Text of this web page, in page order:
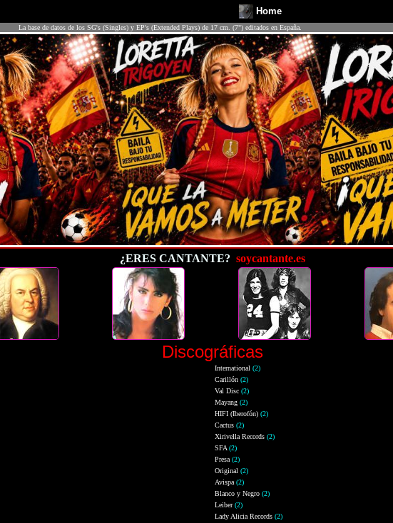
Home
La base de datos de los SG's (Singles) y EP's (Extended Plays) de 17 cm. (7") editados en España.
¿ERES CANTANTE? soycantante.es
Discográficas
International (2)
Carillón (2)
Val Disc (2)
Mayang (2)
HIFI (Iberofón) (2)
Cactus (2)
Xirivella Records (2)
SFA (2)
Presa (2)
Original (2)
Avispa (2)
Blanco y Negro (2)
Leiber(2)
Lady Alicia Records (2)